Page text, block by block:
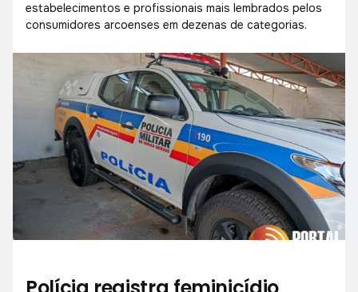
estabelecimentos e profissionais mais lembrados pelos
consumidores arcoenses em dezenas de categorias.